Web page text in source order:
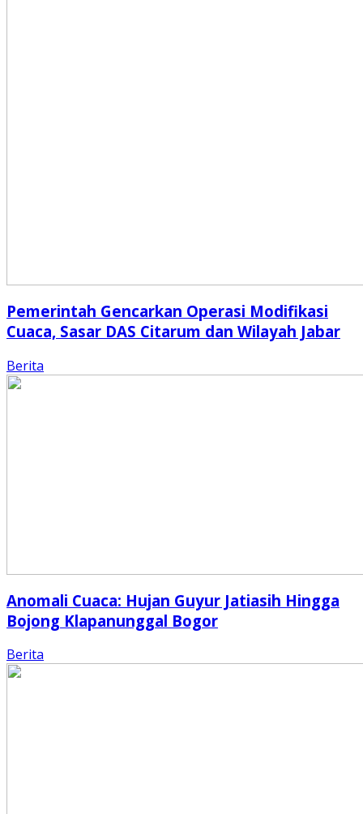
Pemerintah Gencarkan Operasi Modifikasi
Cuaca, Sasar DAS Citarum dan Wilayah Jabar
Berita
Anomali Cuaca: Hujan Guyur Jatiasih Hingga
Bojong Klapanunggal Bogor
Berita